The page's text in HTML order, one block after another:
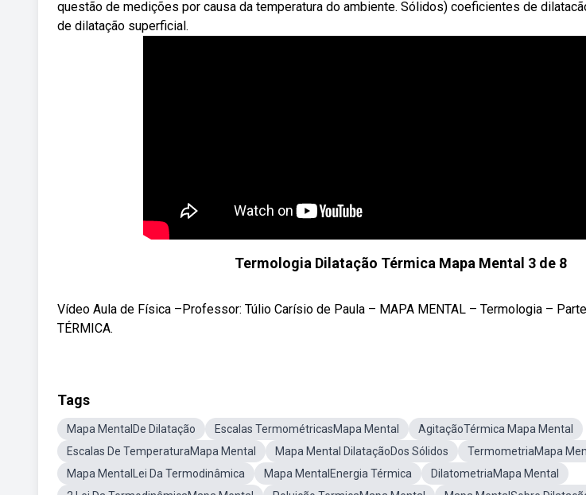
questão de medições por causa da temperatura do ambiente. Sólidos) coeficientes de
de dilatação superficial.
Termologia Dilatação Térmica Mapa Mental 3 de 8
Vídeo Aula de Física –Professor: Túlio Carísio de Paula – MAPA MENTAL – Termologia –
TÉRMICA.
Tags
Mapa MentalDe Dilatação Escalas TermométricasMapa Mental
AgitaçãoTérmica Mapa Mental
Escalas De TemperaturaMapa Mental
Mapa Mental DilataçãoDos Sólidos
TermometriaMapa
Mapa MentalLei Da Termodinâmica
Mapa MentalEnergia Térmica
DilatometriaMapa Mental